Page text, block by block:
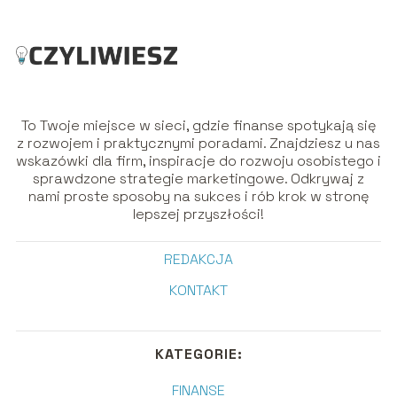
To Twoje miejsce w sieci, gdzie finanse spotykają się
z rozwojem i praktycznymi poradami. Znajdziesz u nas
wskazówki dla firm, inspiracje do rozwoju osobistego i
sprawdzone strategie marketingowe. Odkrywaj z
nami proste sposoby na sukces i rób krok w stronę
lepszej przyszłości!
REDAKCJA
KONTAKT
KATEGORIE:
FINANSE